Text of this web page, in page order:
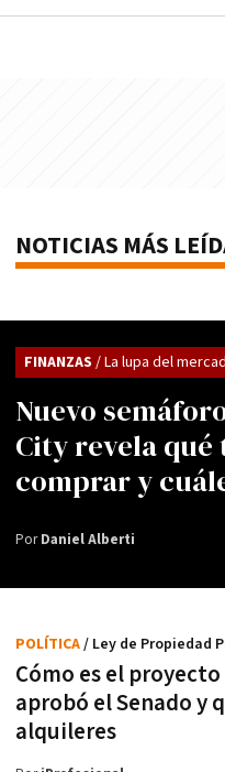
NOTICIAS MÁS
Nuevo
City revela
comprar y
FINANZAS / La lupa del
PorDaniel Alberti
Cómo es el
aprobó el Senado y
alquileres
POLÍTICA/ Ley de Propiedad